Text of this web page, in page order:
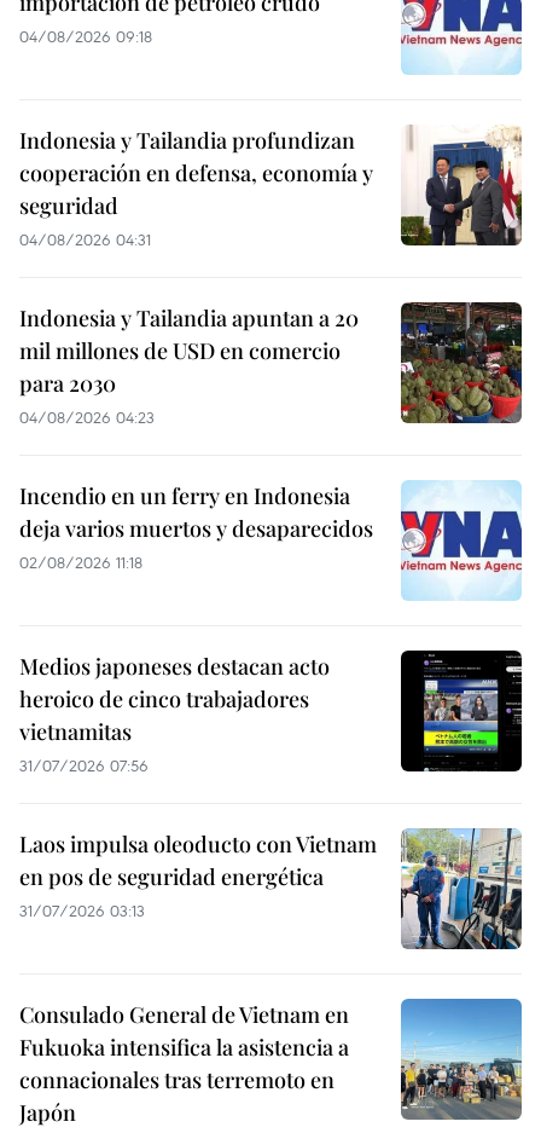
04/08/2026 09:18
Indonesia y Tailandia profundizan
cooperación en defensa, economía y
seguridad
04/08/2026 04:31
Indonesia y Tailandia apuntan a 20
mil millones de USD en comercio
para 2030
04/08/2026 04:23
Incendio en un ferry en Indonesia
deja varios muertos y desaparecidos
02/08/2026 11:18
Medios japoneses destacan acto
heroico de cinco trabajadores
vietnamitas
31/07/2026 07:56
Laos impulsa oleoducto con Vietnam
en pos de seguridad energética
31/07/2026 03:13
Consulado General de Vietnam en
Fukuoka intensifica la asistencia a
connacionales tras terremoto en
Japón